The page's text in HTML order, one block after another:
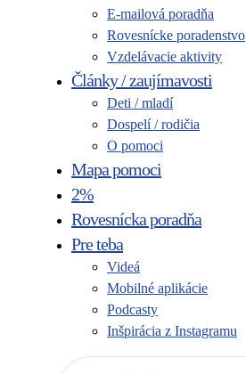
E-mailová poradňa
Rovesnícke poradenstvo
Vzdelávacie aktivity
Články / zaujímavosti
Deti / mladí
Dospelí / rodičia
O pomoci
Mapa pomoci
2%
Rovesnícka poradňa
Pre teba
Videá
Mobilné aplikácie
Podcasty
Inšpirácia z Instagramu